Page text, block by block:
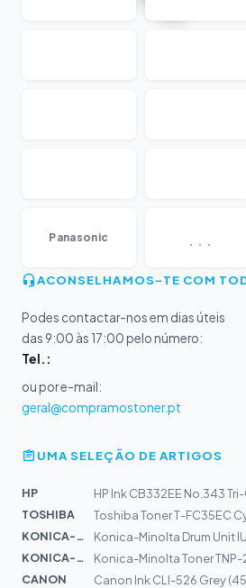
Panasonic ...
ACONSELHAMOS-TE COM
Podes contactar-nos em dias úteis
das 9:00 às 17:00 pelo número:
Tel.:
ou por e-mail:
geral@compramostoner.pt
UMA SELEÇÃO DE ARTIGOS
HP
HP Ink CB332EE No.343
TOSHIBA
Toshiba Toner T-FC35EC
KONICA-MIN...
Konica-Minolta Drum Unit
KONICA-MIN...
CANON
Canon Ink CLI-526 Grey